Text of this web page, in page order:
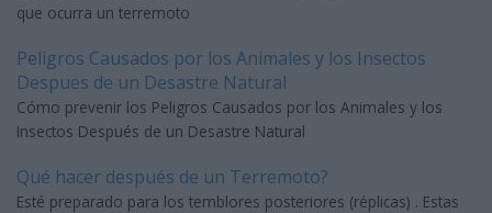
que ocurra un terremoto
Peligros Causados por los Animales y los Insectos
Despues de un Desastre Natural
Cómo prevenir los Peligros Causados por los Animales y los
Insectos Después de un Desastre Natural
Qué hacer después de un Terremoto?
Esté preparado para los temblores posteriores (réplicas) . Estas